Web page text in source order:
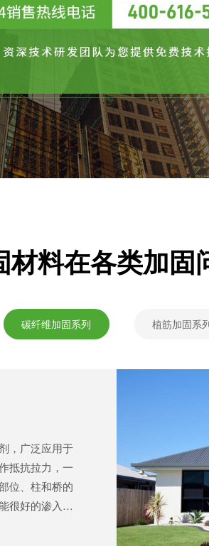
材料在各类加固
碳纤维加固系列 植筋加固系
，广泛应用于
抵抗拉力，一
位、柱和桥的
很好的渗入混